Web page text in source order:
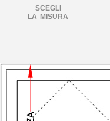
SCEGLI
LA MISURA